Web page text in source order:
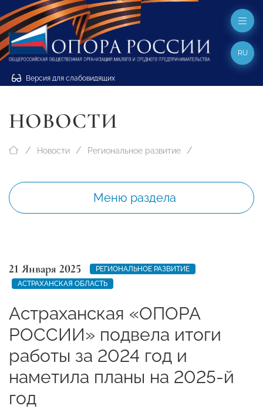
Версия для слабовидящих
RU
НОВОСТИ
Новости Региональное развитие
Меню раздела
21 Января 2025
РЕГИОНАЛЬНОЕ РАЗВИТИЕ
АСТРАХАНСКАЯ ОБЛАСТЬ
Астраханская «ОПОРА
РОССИИ» подвела итоги
работы за 2024 год и
наметила планы на 2025-й
год